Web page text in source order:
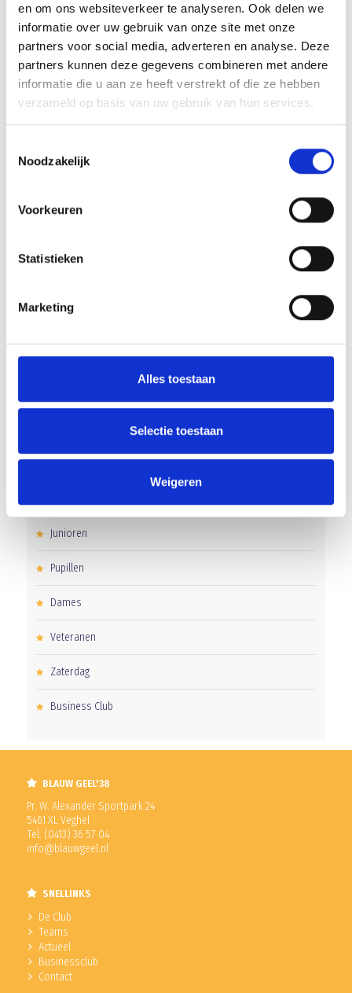
en om ons websiteverkeer te analyseren. Ook delen we
informatie over uw gebruik van onze site met onze
partners voor social media, adverteren en analyse. Deze
partners kunnen deze gegevens combineren met andere
informatie die u aan ze heeft verstrekt of die ze hebben
verzameld op basis van uw gebruik van hun services.
Noodzakelijk
Voorkeuren
Statistieken
Marketing
Alles toestaan
Selectie toestaan
Weigeren
AANMELDEN LID
‘Méér kansen voor de eigen jeugd’
Gelijkspel in eerste oefenwedstrijd tweede blok
CATEGORIEËN
Clubnieuws
Junioren
Pupillen
Dames
Veteranen
Zaterdag
Business Club
BLAUW GEEL'38
Pr. W. Alexander Sportpark 24
5461 XL Veghel
Tel. (0413) 36 57 04
info@blauwgeel.nl
SNELLINKS
De Club
Teams
Actueel
Businessclub
Contact